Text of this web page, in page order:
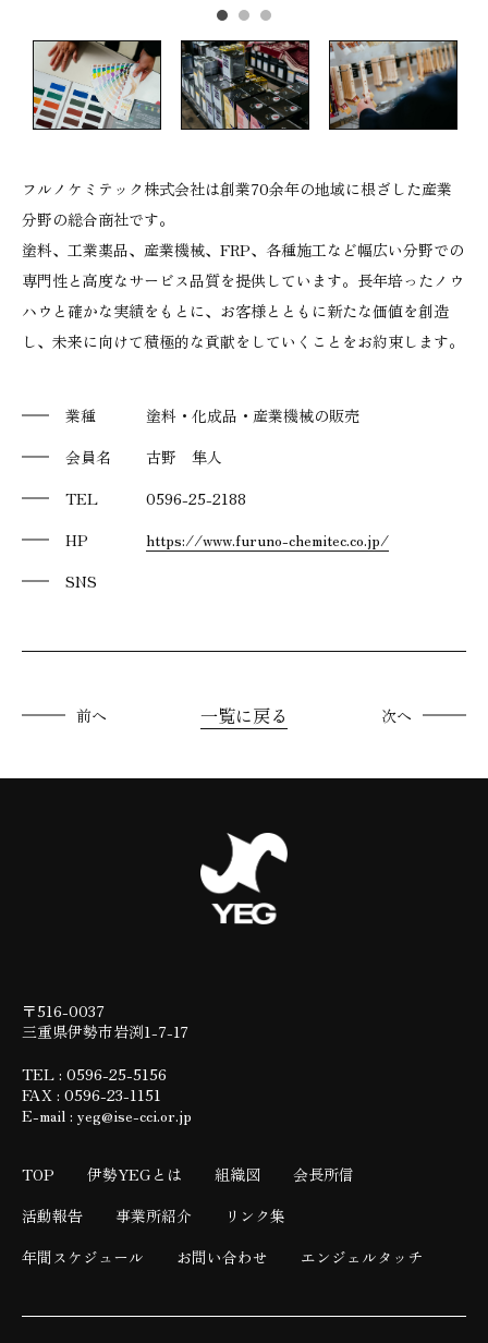
フルノケミテック株式会社は創業70余年の地域に根ざした産業
分野の総合商社です。
塗料、工業薬品、産業機械、FRP、各種施工など幅広い分野での
専門性と高度なサービス品質を提供しています。長年培ったノウ
ハウと確かな実績をもとに、お客様とともに新たな価値を創造
し、未来に向けて積極的な貢献をしていくことをお約束します。
業種
塗料・化成品・産業機械の販売
会員名
古野 隼人
TEL
0596-25-2188
HP
https://www.furuno-chemitec.co.jp/
SNS
前へ 一覧に戻る 次へ
〒516-0037
三重県伊勢市岩渕1-7-17
TEL : 0596-25-5156
FAX : 0596-23-1151
E-mail : yeg@ise-cci.or.jp
TOP 伊勢YEGとは 組織図
会長所信
活動報告
事業所紹介
リンク集
年間スケジュール
お問い合わせ エンジェルタッチ